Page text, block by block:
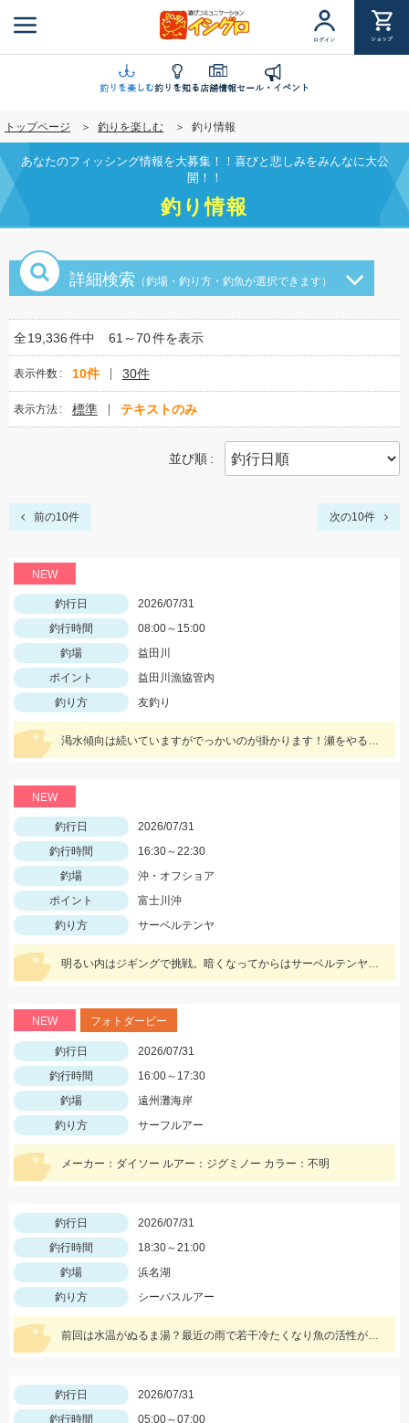
ン
に
移
動
ログイン ショップ
釣りを楽しむ釣りを知る店舗情報セール・イベント
トップページ 釣りを楽しむ 釣り情報
あなたのフィッシング情報を大募集！！喜びと悲しみをみんなに大公
開！！
釣り情報
詳細検索 （釣場・釣り方・釣魚が選択できます）
全19,336件中 61～70件を表示
表示件数 10件 30件
表示方法 標準 テキストのみ
並び順
前の10件 次の10件
NEW
釣行日
2026/07/31
釣行時間
08:00～15:00
釣場
益田川
ポイント
益田川漁協管内
釣り方
友釣り
渇水傾向は続いていますがでっかいのが掛かります！瀬をやるなら8号イカリかヤナギがあった方が良いかもしれません！三河安城店岩﨑釣行
NEW
釣行日
2026/07/31
釣行時間
16:30～22:30
釣場
沖・オフショア
ポイント
富士川沖
釣り方
サーベルテンヤ
明るい内はジギングで挑戦。暗くなってからはサーベルテンヤで挑みました！！ この日は食いが渋いようでポツポツでしたが、F2～F3タチウオは結構な数がいる様子で今後に期待です！！
NEW フォトダービー
釣行日
2026/07/31
釣行時間
16:00～17:30
釣場
遠州灘海岸
釣り方
サーフルアー
メーカー：ダイソー ルアー：ジグミノー カラー：不明
釣行日
2026/07/31
釣行時間
18:30～21:00
釣場
浜名湖
釣り方
シーバスルアー
前回は水温がぬるま湯？最近の雨で若干冷たくなり魚の活性が上がったのかレクター71fを表層引きでバイト多数。
釣行日
2026/07/31
釣行時間
05:00～07:00